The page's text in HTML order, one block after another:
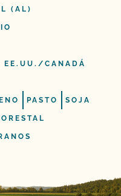
(AL)
EE.UU./CANADÁ
PASTO SOJA